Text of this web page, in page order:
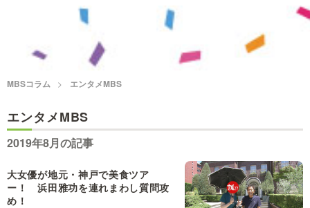
痛快！明石家電視台に、
エエ話はいらんねん！
読める！「生！池上彰×山
里亮太」
MBSラグビーダイアリー
5分で読める！教えてもら
MBSコラム エンタメMBS
エンタメMBS
2019年8月の記事
大女優が地元・神戸で美食ツア
ー！ 浜田雅功を連れまわし質問攻
め！